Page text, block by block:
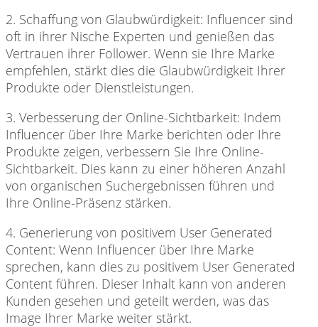
2. Schaffung von Glaubwürdigkeit: Influencer sind
oft in ihrer Nische Experten und genießen das
Vertrauen ihrer Follower. Wenn sie Ihre Marke
empfehlen, stärkt dies die Glaubwürdigkeit Ihrer
Produkte oder Dienstleistungen.
3. Verbesserung der Online-Sichtbarkeit: Indem
Influencer über Ihre Marke berichten oder Ihre
Produkte zeigen, verbessern Sie Ihre Online-
Sichtbarkeit. Dies kann zu einer höheren Anzahl
von organischen Suchergebnissen führen und
Ihre Online-Präsenz stärken.
4. Generierung von positivem User Generated
Content: Wenn Influencer über Ihre Marke
sprechen, kann dies zu positivem User Generated
Content führen. Dieser Inhalt kann von anderen
Kunden gesehen und geteilt werden, was das
Image Ihrer Marke weiter stärkt.